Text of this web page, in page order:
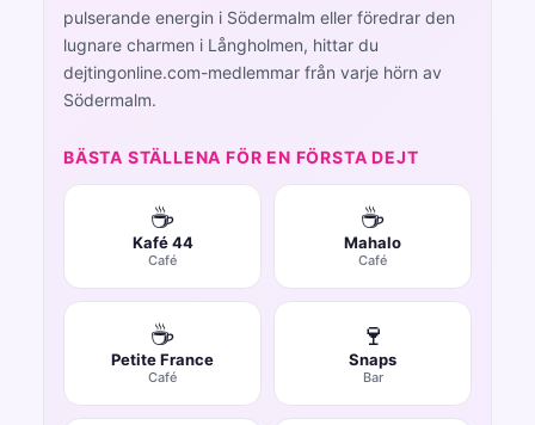
pulserande energin i Södermalm eller föredrar den
lugnare charmen i Långholmen, hittar du
dejtingonline.com-medlemmar från varje hörn av
Södermalm.
BÄSTA STÄLLENA FÖR EN FÖRSTA DEJT
☕
Kafé 44
Café
☕
Mahalo
Café
☕
Petite France
Café
🍷
Snaps
Bar